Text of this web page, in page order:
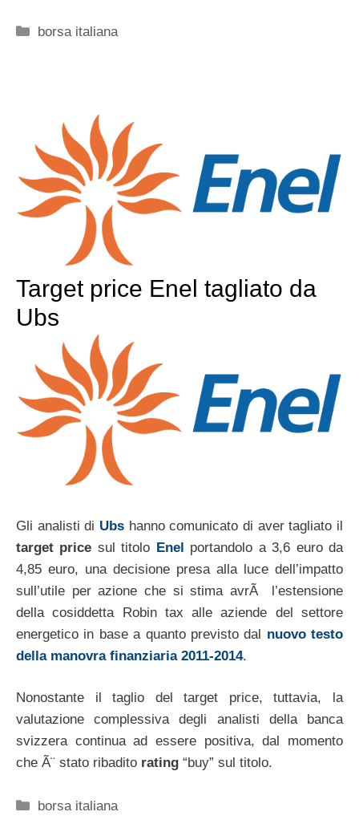
Categorie
borsa italiana
Target price Enel tagliato da
Ubs
Gli analisti di Ubs hanno comunicato di aver tagliato il
target price sul titolo Enel portandolo a 3,6 euro da
4,85 euro, una decisione presa alla luce dell’impatto
sull’utile per azione che si stima avrÃ l’estensione
della cosiddetta Robin tax alle aziende del settore
energetico in base a quanto previsto dal nuovo testo
della manovra finanziaria 2011-2014.
Nonostante il taglio del target price, tuttavia, la
valutazione complessiva degli analisti della banca
svizzera continua ad essere positiva, dal momento
che Ã¨ stato ribadito rating “buy” sul titolo.
Categorie
borsa italiana